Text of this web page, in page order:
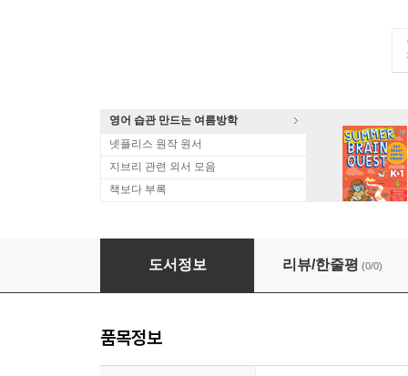
영어 습관 만드는 여름방학
넷플리스 원작 원서
지브리 관련 외서 모음
책보다 부록
Affect and Abolition in the Anglo-Atlantic,
도서정보 리뷰/한줄평 (0/0)
품목정보